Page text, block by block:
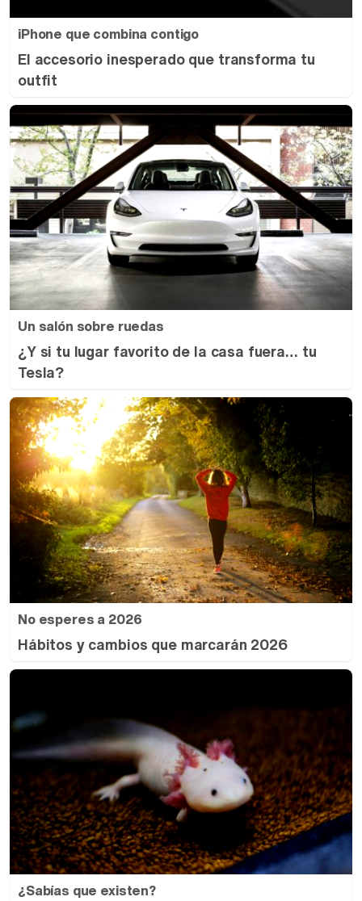
iPhone que combina contigo
El accesorio inesperado que transforma tu
outfit
Un salón sobre ruedas
¿Y si tu lugar favorito de la casa fuera… tu
Tesla?
No esperes a 2026
Hábitos y cambios que marcarán 2026
¿Sabías que existen?